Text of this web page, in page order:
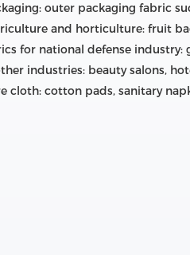
outer packaging fabric
and horticulture: fruit
for national defense
industries: beauty salons,
cloth: cotton pads, sanitary